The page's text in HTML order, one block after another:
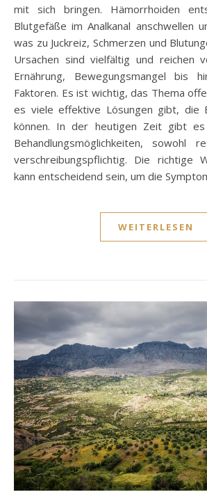
mit sich bringen. Hämorrhoiden
Blutgefäße im Analkanal anschwellen
was zu Juckreiz, Schmerzen und
Ursachen sind vielfältig und reichen
Ernährung, Bewegungsmangel bis
Faktoren. Es ist wichtig, das Thema
es viele effektive Lösungen gibt, die
können. In der heutigen Zeit gibt es
Behandlungsmöglichkeiten, sowohl
verschreibungspflichtig. Die richtige
kann entscheidend sein, um die
WEITERLESEN